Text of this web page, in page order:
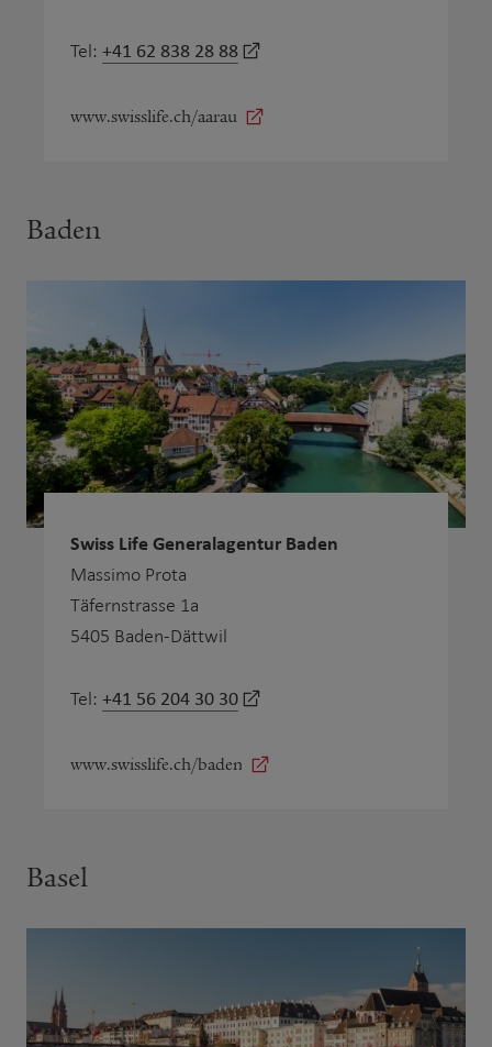
Tel: +41 62 838 28 88
www.swisslife.ch/aarau
Baden
Swiss Life Generalagentur Baden
Massimo Prota
Täfernstrasse 1a
5405 Baden-Dättwil
Tel: +41 56 204 30 30
www.swisslife.ch/baden
Basel